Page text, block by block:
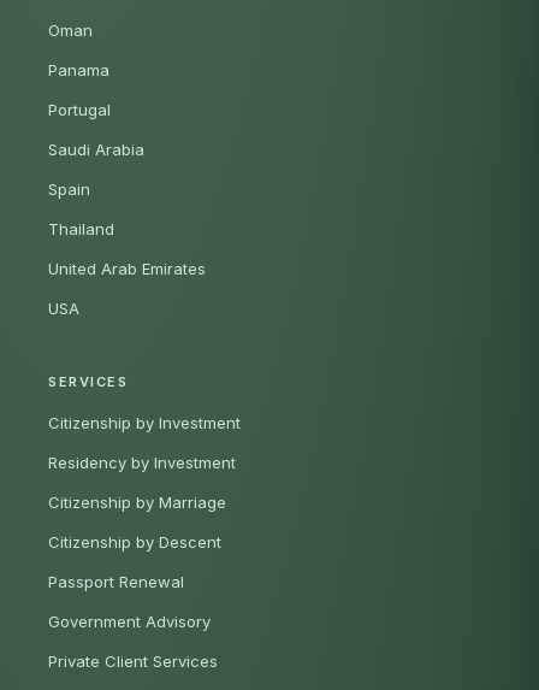
Oman
Panama
Portugal
Saudi Arabia
Spain
Thailand
United Arab Emirates
USA
SERVICES
Citizenship by Investment
Residency by Investment
Citizenship by Marriage
Citizenship by Descent
Passport Renewal
Government Advisory
Private Client Services